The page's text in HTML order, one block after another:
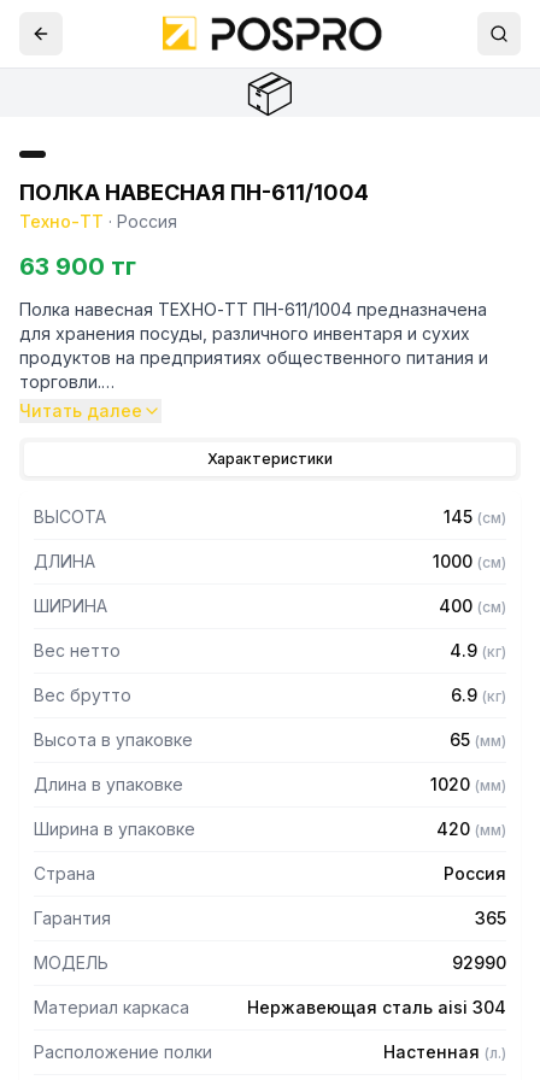
📦
ПОЛКА НАВЕСНАЯ ПН-611/1004
Техно-ТТ · Россия
63 900 тг
Полка навесная ТЕХНО-ТТ ПН-611/1004 предназначена
для хранения посуды, различного инвентаря и сухих
продуктов на предприятиях общественного питания и
торговли.
боковых кронштейнов. Кронштейн крепления может быть,
размещение полок одна над другой. Полка поставляется
в разобранном виде.
Особенности:
— Перфорированная
мм
— Болтовое соединение
Читать далее
Характеристики
ВЫСОТА 145 (см)
ДЛИНА 1000 (см)
ШИРИНА 400 (см)
Вес нетто 4.9 (кг)
Вес брутто 6.9 (кг)
Высота в упаковке 65 (мм)
Длина в упаковке 1020 (мм)
Ширина в упаковке 420 (мм)
Страна Россия
Гарантия 365
МОДЕЛЬ 92990
Материал каркаса Нержавеющая сталь aisi 304
Расположение полки Настенная (л.)